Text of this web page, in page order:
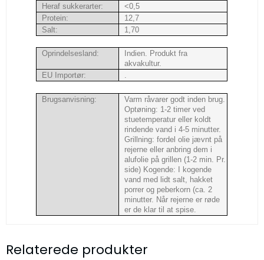
Heraf sukkerarter:
<0,5
Protein:
12,7
Salt:
1,70
Oprindelsesland:
Indien. Produkt fra
akvakultur.
EU Importør:
.
Brugsanvisning:
Varm råvarer godt inden brug.
Optøning: 1-2 timer ved
stuetemperatur eller koldt
rindende vand i 4-5 minutter.
Grillning: fordel olie jævnt på
rejerne eller anbring dem i
alufolie på grillen (1-2 min. Pr.
side) Kogende: I kogende
vand med lidt salt, hakket
porrer og peberkorn (ca. 2
minutter. Når rejerne er røde
er de klar til at spise.
Relaterede produkter